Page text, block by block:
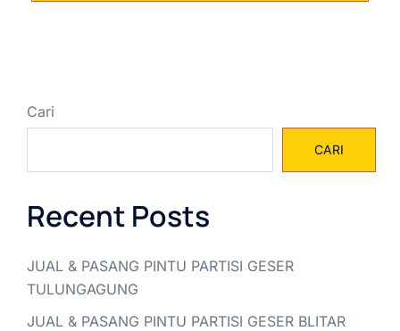
Cari
CARI
Recent Posts
JUAL & PASANG PINTU PARTISI GESER
TULUNGAGUNG
JUAL & PASANG PINTU PARTISI GESER BLITAR